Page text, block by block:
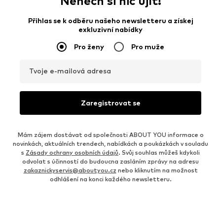
Přihlas se k odběru našeho newsletteru a získej
exkluzivní nabídky
Pro ženy Pro muže
Tvoje e-mailová adresa
Zaregistrovat se
Mám zájem dostávat od společnosti ABOUT YOU informace o
novinkách, aktuálních trendech, nabídkách a poukázkách v souladu
s Zásady ochrany osobních údajů. Svůj souhlas můžeš kdykoli
odvolat s účinností do budoucna zasláním zprávy na adresu
zakaznickyservis@aboutyou.cz nebo kliknutím na možnost
odhlášení na konci každého newsletteru.